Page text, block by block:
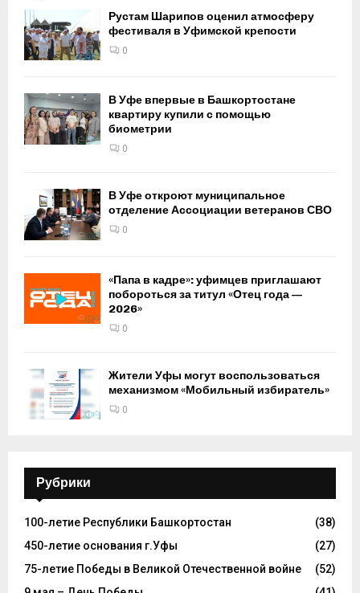
Рустам Шарипов оценил атмосферу
фестиваля в Уфимской крепости
0
В Уфе впервые в Башкортостане
квартиру купили с помощью
биометрии
0
В Уфе откроют муниципальное
отделение Ассоциации ветеранов СВО
0
«Папа в кадре»: уфимцев приглашают
побороться за титул «Отец года —
2026»
0
Жители Уфы могут воспользоваться
механизмом «Мобильный избиратель»
0
Рубрики
100-летие Республики Башкортостан
(38)
450-летие основания г.Уфы
(27)
75-летие Победы в Великой Отечественной войне
(52)